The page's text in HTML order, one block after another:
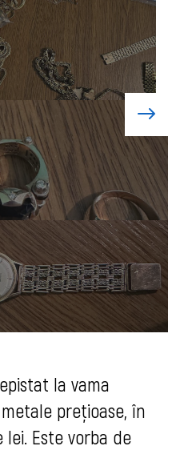
la vama
prețioase, în
lei. Este vorba de